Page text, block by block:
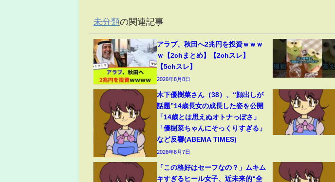
未分類の関連記事
アラブ、秋田へ2兆円を投資ｗｗｗ
ｗ【2chまとめ】【2chスレ】
【5chスレ】
2026年8月8日
木下優樹菜さん（38）、“顔出しが
話題”14歳長女の成長した姿を公開
「14歳とは思えぬオトナっぽさ」
「優樹菜ちゃんにそっくりすぎる」
など反響(ABEMA TIMES)
2026年8月7日
「この格好はセーフなの？」ムキム
キすぎるヒール女子、近未来的“全